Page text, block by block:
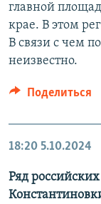
главной
крае. В этом
В связи с чем
неизвестно.
Поделиться
18:20 5.10.2024
Ряд